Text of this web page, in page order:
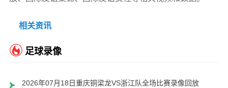
相关资讯
足球录像
2026年07月18日重庆铜梁龙VS浙江队全场比赛录像回放